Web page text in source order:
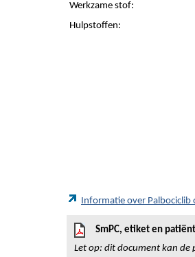
Werkzame stof:
Hulpstoffen:
Informatie over Palbociclib
SmPC, etiket en
Let op: dit document kan